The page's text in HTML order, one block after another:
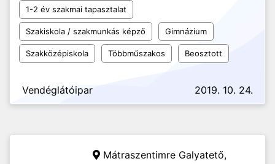
1-2 év szakmai tapasztalat
Szakiskola / szakmunkás képző Gimnázium
Szakközépiskola Többműszakos Beosztott
Vendéglátóipar 2019. 10. 24.
Mátraszentimre Galyatető,